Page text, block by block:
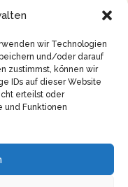
wir Technologien
und/oder darauf
zustimmst, können wir
IDs auf dieser Website
erteilst oder
und Funktionen
Nr. 8 | Februar 2026